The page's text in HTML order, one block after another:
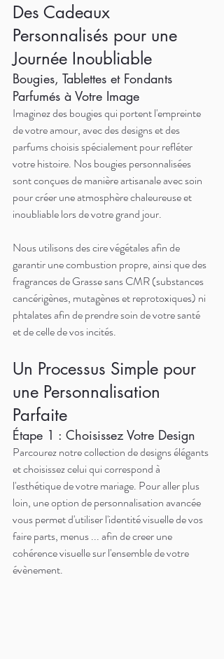
Des Cadeaux
Personnalisés pour une
Journée Inoubliable
Bougies, Tablettes et Fondants
Parfumés à Votre Image
Imaginez des bougies qui portent l'empreinte
de votre amour, avec des designs et des
parfums choisis spécialement pour refléter
votre histoire. Nos bougies personnalisées
sont conçues de manière artisanale avec soin
pour créer une atmosphère chaleureuse et
inoubliable lors de votre grand jour.
Nous utilisons des cire végétales afin de
garantir une combustion propre, ainsi que des
fragrances de Grasse sans CMR (substances
cancérigènes, mutagènes et reprotoxiques) ni
phtalates afin de prendre soin de votre santé
et de celle de vos incités.
Un Processus Simple pour
une Personnalisation
Parfaite
Étape 1 : Choisissez Votre Design
Parcourez notre collection de designs élégants
et choisissez celui qui correspond à
l'esthétique de votre mariage. Pour aller plus
loin, une option de personnalisation avancée
vous permet d'utiliser l'identité visuelle de vos
faire parts, menus ... afin de creer une
cohérence visuelle sur l'ensemble de votre
évènement.